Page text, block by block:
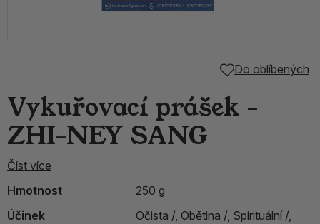
Do oblíbených
Vykuřovací prášek -
ZHI-NEY SANG
Číst více
Hmotnost
250 g
Účinek
Očista /, Obětina /, Spirituální /,